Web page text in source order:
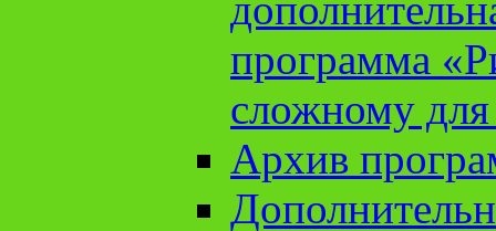
программа
сложному
Архив